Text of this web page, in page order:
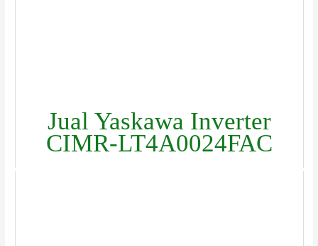
Jual Yaskawa Inverter
CIMR-LT4A0024FAC